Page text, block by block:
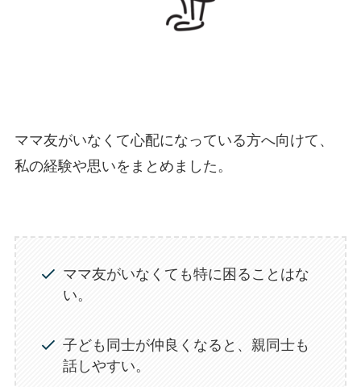
ママ友がいなくて心配になっている方へ向けて、
私の経験や思いをまとめました。
ママ友がいなくても特に困ることはな
い。
子ども同士が仲良くなると、親同士も
話しやすい。